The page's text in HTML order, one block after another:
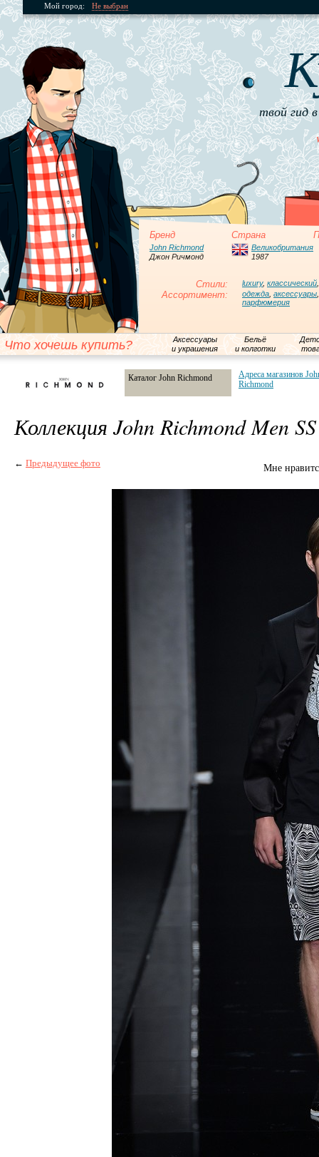
Мой город: Не выбран
твой гид
Бренд Страна
John Richmond
Джон Ричмонд
Великобритания
1987
Стили: luxury, классический
Ассортимент: одежда аксессуары
парфюмерия
Что хочешь купить?
Аксессуары
и украшения
Бельё
и колготки
Каталог John Richmond
Адреса магазинов
Richmond
Коллекция John Richmond Men
← Предыдущее фото Мне